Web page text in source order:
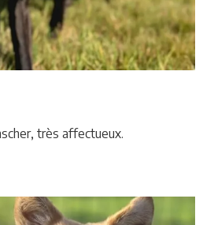
très affectueux.